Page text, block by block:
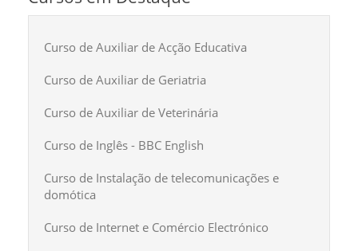
Curso de Auxiliar de Acção Educativa
Curso de Auxiliar de Geriatria
Curso de Auxiliar de Veterinária
Curso de Inglês - BBC English
Curso de Instalação de telecomunicações e
domótica
Curso de Internet e Comércio Electrónico